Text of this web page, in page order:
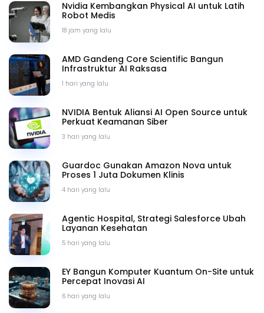
18 jam yang lalu
Nvidia Kembangkan Physical AI untuk Latih
Robot Medis
1 hari yang lalu
AMD Gandeng Core Scientific Bangun
Infrastruktur AI Raksasa
3 hari yang lalu
NVIDIA Bentuk Aliansi AI Open Source untuk
Perkuat Keamanan Siber
4 hari yang lalu
Guardoc Gunakan Amazon Nova untuk
Proses 1 Juta Dokumen Klinis
5 hari yang lalu
Agentic Hospital, Strategi Salesforce Ubah
Layanan Kesehatan
6 hari yang lalu
EY Bangun Komputer Kuantum On-Site untuk
Percepat Inovasi AI